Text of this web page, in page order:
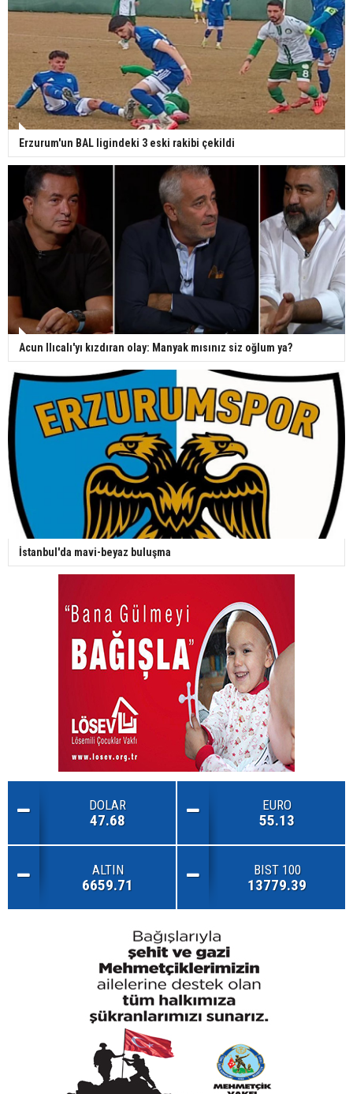
Erzurum'un BAL ligindeki 3 eski rakibi çekildi
Acun Ilıcalı'yı kızdıran olay: Manyak mısınız siz oğlum ya?
İstanbul'da mavi-beyaz buluşma
DOLAR
47.68
EURO
55.13
ALTIN
6659.71
BIST 100
13779.39